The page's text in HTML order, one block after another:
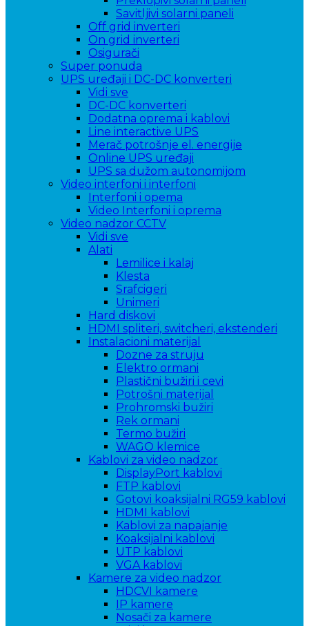
Savitljivi solarni paneli
Off grid inverteri
On grid inverteri
Osigurači
Super ponuda
UPS uređaji i DC-DC konverteri
Vidi sve
DC-DC konverteri
Dodatna oprema i kablovi
Line interactive UPS
Merač potrošnje el. energije
Online UPS uređaji
UPS sa dužom autonomijom
Video interfoni i interfoni
Interfoni i opema
Video Interfoni i oprema
Video nadzor CCTV
Vidi sve
Alati
Lemilice i kalaj
Klesta
Srafcigeri
Unimeri
Hard diskovi
HDMI spliteri, switcheri, ekstenderi
Instalacioni materijal
Dozne za struju
Elektro ormani
Plastični bužiri i cevi
Potrošni materijal
Prohromski bužiri
Rek ormani
Termo bužiri
WAGO klemice
Kablovi za video nadzor
DisplayPort kablovi
FTP kablovi
Gotovi koaksijalni RG59 kablovi
HDMI kablovi
Kablovi za napajanje
Koaksijalni kablovi
UTP kablovi
VGA kablovi
Kamere za video nadzor
HDCVI kamere
IP kamere
Nosači za kamere